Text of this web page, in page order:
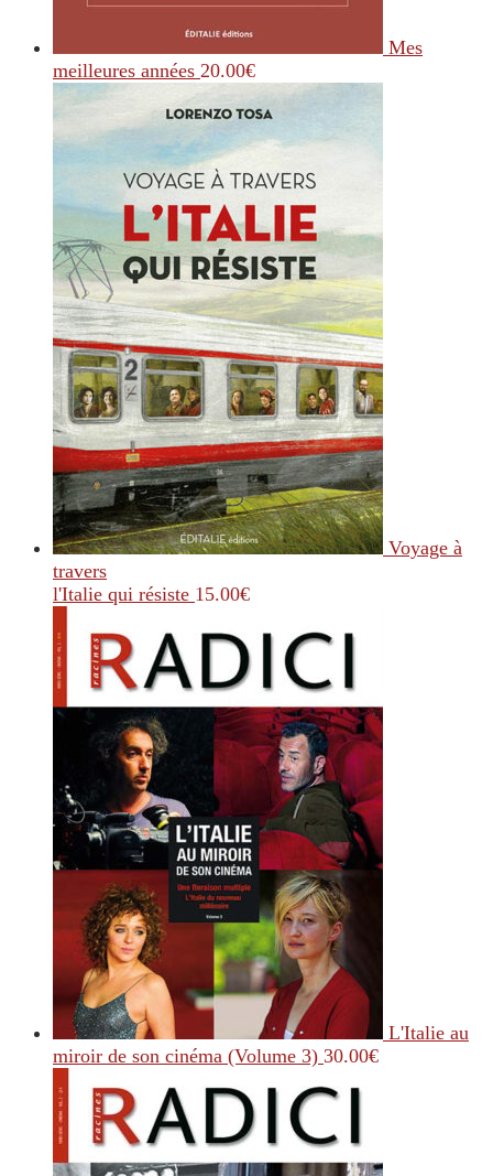
Mes
meilleures années 20.00€
Voyage à
travers
l'Italie qui résiste 15.00€
L'Italie au
miroir de son cinéma (Volume 3) 30.00€